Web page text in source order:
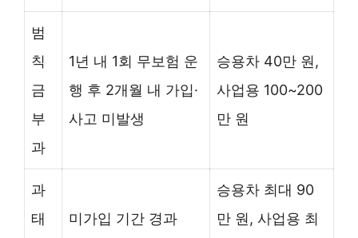
범
칙
금
부
과
1년 내 1회 무보험 운
행 후 2개월 내 가입·
사고 미발생
승용차 40만 원,
사업용 100~200
만 원
과
태
미가입 기간 경과
승용차 최대 90
만 원, 사업용 최